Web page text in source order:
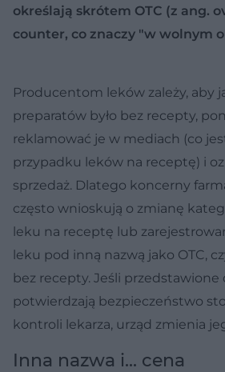
określają skrótem OTC (z ang.
counter, co znaczy "w wolnym
Producentom leków zależy, aby
preparatów było bez recepty,
reklamować je w mediach (co
przypadku leków na receptę) i
sprzedaż. Dlatego koncerny
często wnioskują o zmianę
leku na receptę lub
leku pod inną nazwą jako OTC,
bez recepty. Jeśli
potwierdzają bezpieczeństwo
kontroli lekarza, urząd zmienia
Inna nazwa i... cena